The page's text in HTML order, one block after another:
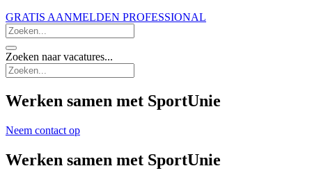
GRATIS AANMELDEN PROFESSIONAL
Zoeken...
Zoeken naar vacatures...
Zoeken...
Werken samen met SportUnie
Neem contact op
Werken samen met SportUnie